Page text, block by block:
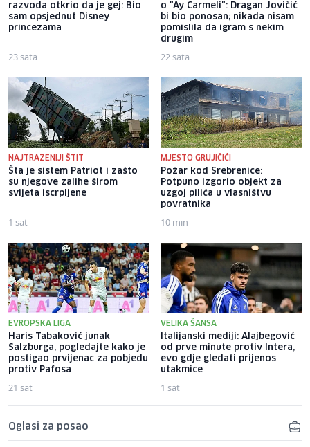
razvoda otkrio da je gej: Bio
sam opsjednut Disney
princezama
23 sata
o "Ay Carmeli": Dragan Jovičić
bi bio ponosan; nikada nisam
pomislila da igram s nekim
drugim
22 sata
NAJTRAŽENIJI ŠTIT
Šta je sistem Patriot i zašto
su njegove zalihe širom
svijeta iscrpljene
1 sat
MJESTO GRUJIČIĆI
Požar kod Srebrenice:
Potpuno izgorio objekt za
uzgoj pilića u vlasništvu
povratnika
10 min
EVROPSKA LIGA
Haris Tabaković junak
Salzburga, pogledajte kako je
postigao prvijenac za pobjedu
protiv Pafosa
21 sat
VELIKA ŠANSA
Italijanski mediji: Alajbegović
od prve minute protiv Intera,
evo gdje gledati prijenos
utakmice
1 sat
Oglasi za posao